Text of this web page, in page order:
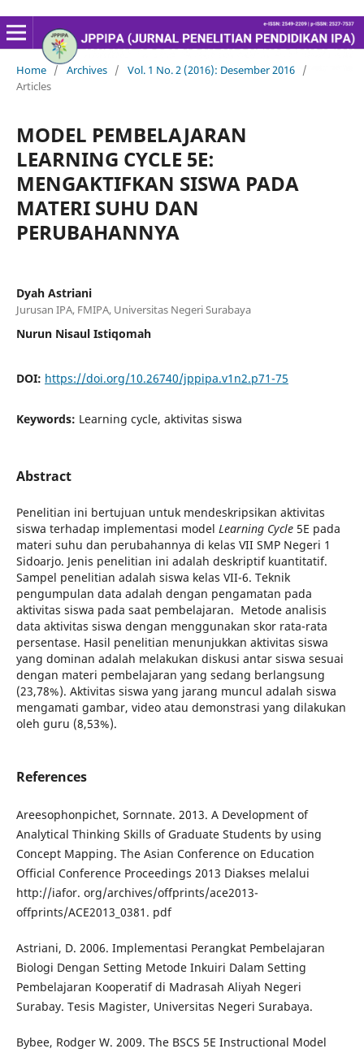
Home / Archives / Vol. 1 No. 2 (2016): Desember 2016 /
Articles
MODEL PEMBELAJARAN
LEARNING CYCLE 5E:
MENGAKTIFKAN SISWA PADA
MATERI SUHU DAN
PERUBAHANNYA
Dyah Astriani
Jurusan IPA, FMIPA, Universitas Negeri Surabaya
Nurun Nisaul Istiqomah
DOI: https://doi.org/10.26740/jppipa.v1n2.p71-75
Keywords: Learning cycle, aktivitas siswa
Abstract
Penelitian ini bertujuan untuk mendeskripsikan aktivitas
siswa terhadap implementasi model Learning Cycle 5E pada
materi suhu dan perubahannya di kelas VII SMP Negeri 1
Sidoarjo. Jenis penelitian ini adalah deskriptif kuantitatif.
Sampel penelitian adalah siswa kelas VII-6. Teknik
pengumpulan data adalah dengan pengamatan pada
aktivitas siswa pada saat pembelajaran. Metode analisis
data aktivitas siswa dengan menggunakan skor rata-rata
persentase. Hasil penelitian menunjukkan aktivitas siswa
yang dominan adalah melakukan diskusi antar siswa sesuai
dengan materi pembelajaran yang sedang berlangsung
(23,78%). Aktivitas siswa yang jarang muncul adalah siswa
mengamati gambar, video atau demonstrasi yang dilakukan
oleh guru (8,53%).
References
Areesophonpichet, Sornnate. 2013. A Development of
Analytical Thinking Skills of Graduate Students by using
Concept Mapping. The Asian Conference on Education
Official Conference Proceedings 2013 Diakses melalui
http://iafor. org/archives/offprints/ace2013-
offprints/ACE2013_0381. pdf
Astriani, D. 2006. Implementasi Perangkat Pembelajaran
Biologi Dengan Setting Metode Inkuiri Dalam Setting
Pembelajaran Kooperatif di Madrasah Aliyah Negeri
Surabay. Tesis Magister, Universitas Negeri Surabaya.
Bybee, Rodger W. 2009. The BSCS 5E Instructional Model